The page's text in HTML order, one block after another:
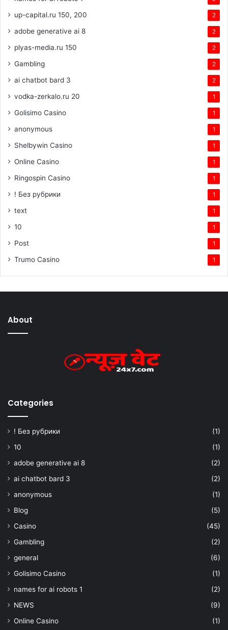
up-capital.ru 150, 200 2
adobe generative ai 8 2
plyas-media.ru 150 2
Gambling 2
ai chatbot bard 3 2
vodka-zerkalo.ru 20 1
Golisimo Casino 1
anonymous 1
Shelbywin Casino 1
Online Casino 1
Ringospin Casino 1
! Без рубрики 1
text 1
10 1
Post 1
Trumo Casino 1
About
Categories
! Без рубрики
(1)
10
(1)
adobe generative ai 8
(2)
ai chatbot bard 3
(2)
anonymous
(1)
Blog
(5)
Casino
(45)
Gambling
(2)
general
(6)
Golisimo Casino
(1)
names for ai robots 1
(2)
NEWS
(9)
Online Casino
(1)